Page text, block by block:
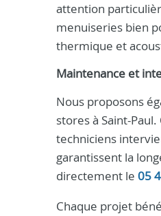
attention
menuiseries bien
thermique et
Maintenance et
Nous proposons
stores à Saint-
techniciens
garantissent la
directement le 05
Chaque projet